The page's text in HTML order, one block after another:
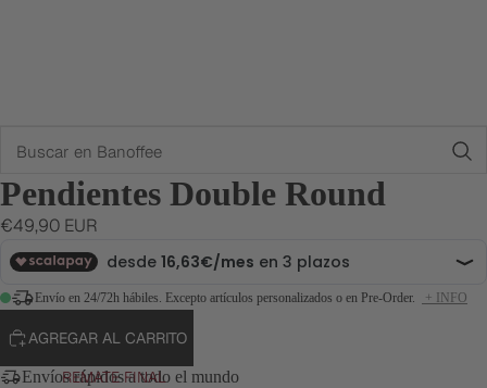
REMATE FINAL
Pendientes Double Round
€49,90 EUR
Envío en 24/72h hábiles. Excepto artículos personalizados o en Pre-Order. + INFO
AGREGAR AL CARRITO
Envíos rápidos a todo el mundo